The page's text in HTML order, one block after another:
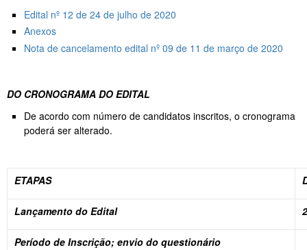
Edital nº 12 de 24 de julho de 2020
Anexos
Nota de cancelamento edital nº 09 de 11 de março de 2020
DO CRONOGRAMA DO EDITAL
De acordo com número de candidatos inscritos, o cronograma
poderá ser alterado.
ETAPAS
Lançamento do Edital
Período de Inscrição; envio do questionário